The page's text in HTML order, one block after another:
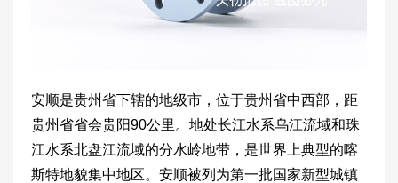
安顺是贵州省下辖的地级市，位于贵州省中西部，距
贵州省省会贵阳90公里。地处长江水系乌江流域和珠
江水系北盘江流域的分水岭地带，是世界上典型的喀
斯特地貌集中地区。安顺被列为第一批国家新型城镇